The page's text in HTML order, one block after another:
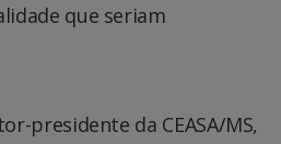
que seriam
presidente da CEASA/MS,